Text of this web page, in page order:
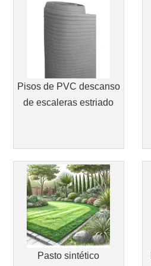
Pisos de PVC descanso
de escaleras estriado
Pasto sintético